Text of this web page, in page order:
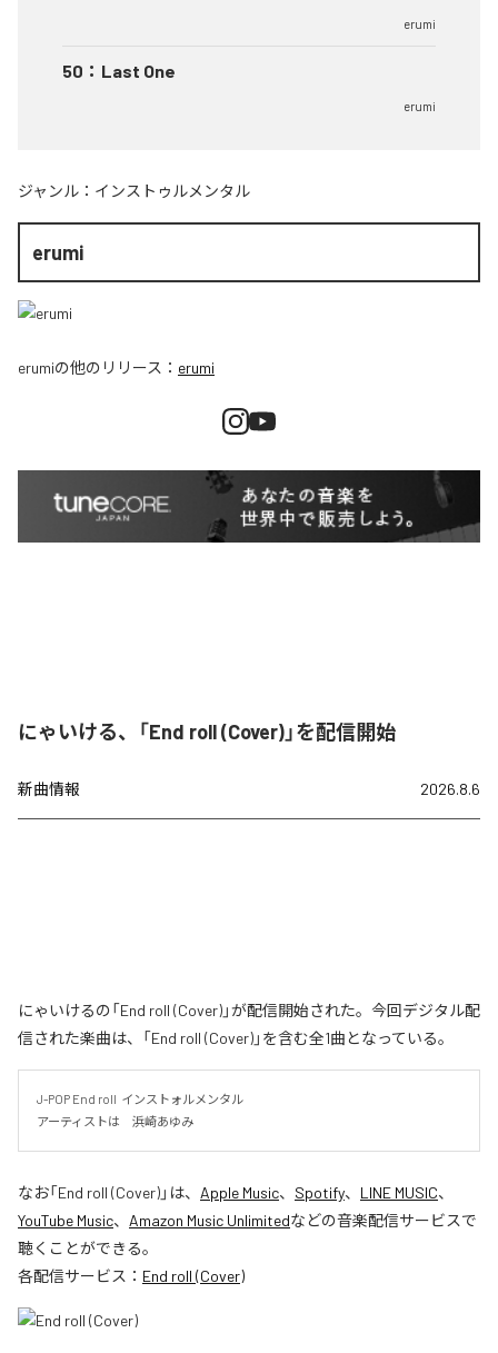
erumi
50 ： Last One
erumi
ジャンル： インストゥルメンタル
erumi
erumiの他のリリース： erumi
にゃいける、「End roll (Cover)」を配信開始
新曲情報 2026.8.6
にゃいけるの「End roll (Cover)」が配信開始された。今回デジタル配
信された楽曲は、「End roll (Cover)」を含む全1曲となっている。
J-POP End roll  インストォルメンタル
アーティストは　浜崎あゆみ
なお「End roll (Cover)」は、 Apple Music、 Spotify、 LINE MUSIC、
YouTube Music、 Amazon Music Unlimitedなどの音楽配信サービスで
聴くことができる。
各配信サービス： End roll (Cover)